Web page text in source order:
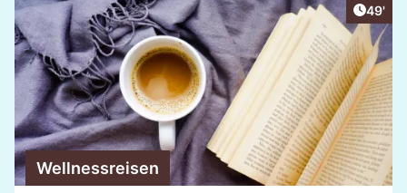
49'
Wellnessreisen